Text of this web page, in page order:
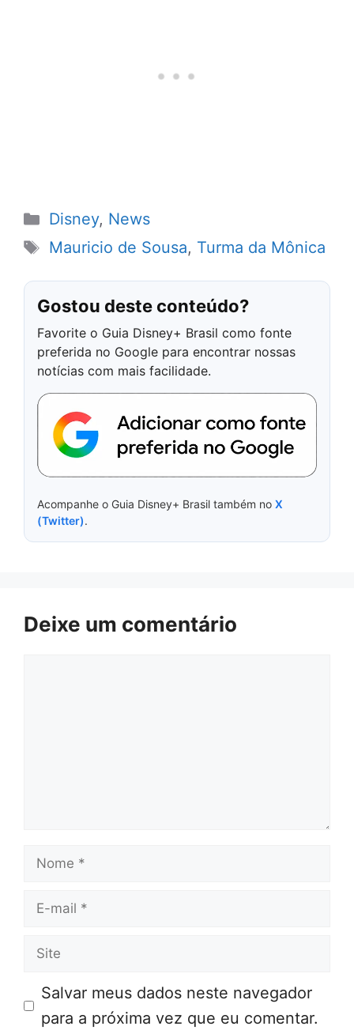
Categorias
Disney, News
Tags
Mauricio de Sousa, Turma da Mônica
Gostou deste conteúdo?
Favorite o Guia Disney+ Brasil como fonte
preferida no Google para encontrar nossas
notícias com mais facilidade.
Acompanhe o Guia Disney+ Brasil também no X
(Twitter).
Deixe um comentário
Nome
E-
Site
Salvar meus dados neste navegador
para a próxima vez que eu comentar.